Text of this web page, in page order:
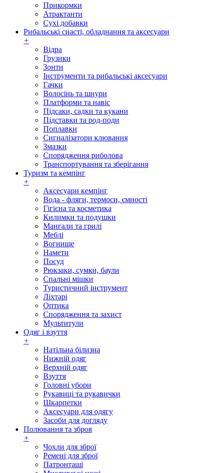
Прикормки
Атрактанти
Сухі добавки
Рибальські снасті, обладнання та аксесуари
+
Відра
Грузики
Зонти
Інструменти та рибальські аксесуари
Гачки
Волосінь та шнури
Платформи та навіс
Підсаки, садки та кукани
Підставки та род-поди
Поплавки
Сигналізатори клювання
Змазки
Спорядження риболова
Транспортування та зберігання
Туризм та кемпінг
+
Аксесуари кемпінг
Вода - фляги, термоси, ємності
Гігієна та косметика
Килимки та подушки
Мангали та грилі
Меблі
Вогнище
Намети
Посуд
Рюкзаки, сумки, баули
Спальні мішки
Туристичний інструмент
Ліхтарі
Оптика
Спорядження та захист
Мультитули
Одяг і взуття
+
Натільна білизна
Нижній одяг
Верхній одяг
Взуття
Головні убори
Рукавиці та рукавички
Шкарпетки
Аксесуари для одягу
Засоби для догляду
Полювання та зброя
+
Чохли для зброї
Ремені для зброї
Патронташі